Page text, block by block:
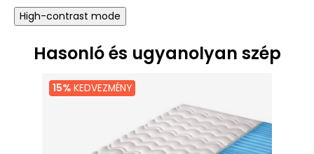
High-contrast mode
Hasonló és ugyanolyan szép
15% KEDVEZMÉNY